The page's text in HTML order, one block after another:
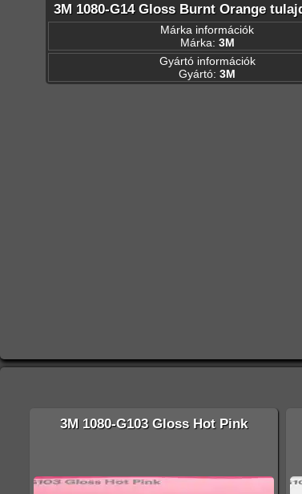
3M 1080-G14 Gloss Burnt Orange
Márka információk
Márka: 3M
Gyártó információk
Gyártó: 3M
3M 1080-G103 Gloss Hot Pink